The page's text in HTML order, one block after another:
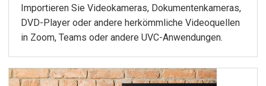
Importieren Sie Videokameras, Dokumentenkameras,
DVD-Player oder andere herkömmliche Videoquellen
in Zoom, Teams oder andere UVC-Anwendungen.